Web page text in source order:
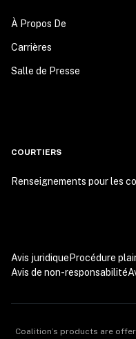
À Propos De
Carrières
Salle de Presse
COURTIERS
Renseignements pour les
Avis juridiqueProcédure
Avis de non-responsabilité
Coalition’s products are